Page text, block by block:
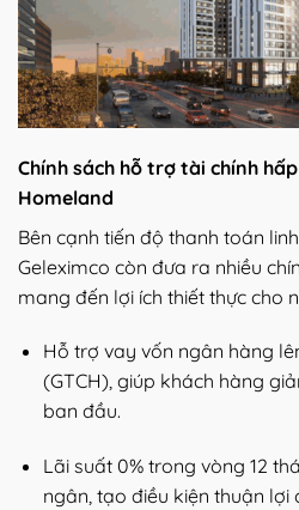
Chính sách hỗ trợ tài chính
Homeland
Bên cạnh tiến độ thanh toán
Geleximco còn đưa ra nhiều
mang đến lợi ích thiết thực cho
Hỗ trợ vay vốn ngân hàng
(GTCH), giúp khách hàng
ban đầu.
Lãi suất 0% trong vòng 12
ngân, tạo điều kiện thuận lợi